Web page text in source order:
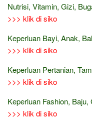
Nutrisi, Vitamin, Gizi,
>>> klik di siko
Keperluan Bayi, Anak,
>>> klik di siko
Keperluan Pertanian,
>>> klik di siko
Keperluan Fashion,
>>> klik di siko